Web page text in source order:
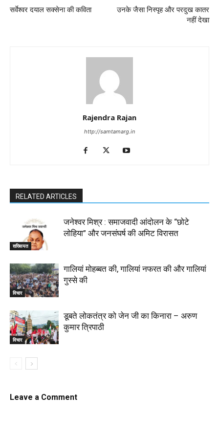
सर्वेश्वर दयाल सक्सेना की कविता
उनके जैसा निस्पृह और परदुख कातर
नहीं देखा
Rajendra Rajan
http://samtamarg.in
RELATED ARTICLES
शख्सियत
जनेश्वर मिश्र : समाजवादी आंदोलन के “छोटे
लोहिया” और जनसंघर्ष की अमिट विरासत
विचार
गालियां मोहब्बत की, गालियां नफरत की और गालियां
गुस्से की
विचार
डूबते लोकतंत्र को जेन जी का किनारा – अरुण
कुमार त्रिपाठी
Leave a Comment